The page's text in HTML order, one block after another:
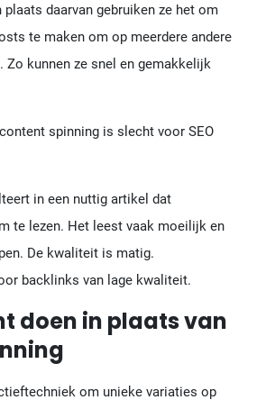
plaats daarvan gebruiken ze het om
te maken om op meerdere andere
Zo kunnen ze snel en gemakkelijk
spinning is slecht voor SEO
in een nuttig artikel dat
te lezen. Het leest vaak moeilijk en
De kwaliteit is matig.
backlinks van lage kwaliteit.
doen in plaats van
om unieke variaties op